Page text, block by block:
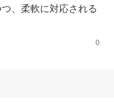
、柔軟に対応される
0